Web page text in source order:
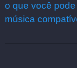
o que você
música